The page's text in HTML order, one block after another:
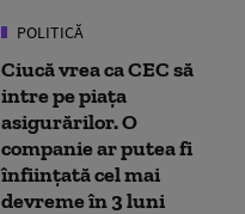
POLITICĂ
Ciucă vrea ca CEC să
intre pe piața
asigurărilor. O
companie ar putea fi
înfiinţată cel mai
devreme în 3 luni